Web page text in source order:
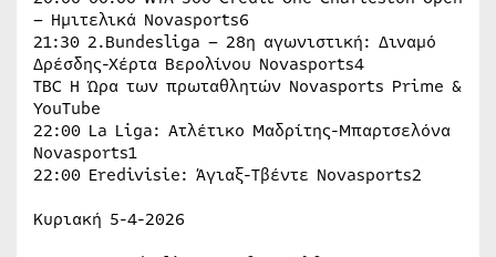
– Hμιτελικά Novasports6
21:30 2.Bundesliga – 28η αγωνιστική: Διναμό
Δρέσδης-Χέρτα Βερολίνου Novasports4
TBC Η Ώρα των πρωταθλητών Novasports Prime &
YouTube
22:00 La Liga: Ατλέτικο Μαδρίτης-Μπαρτσελόνα
Novasports1
22:00 Eredivisie: Άγιαξ-Τβέντε Novasports2
Κυριακή 5-4-2026